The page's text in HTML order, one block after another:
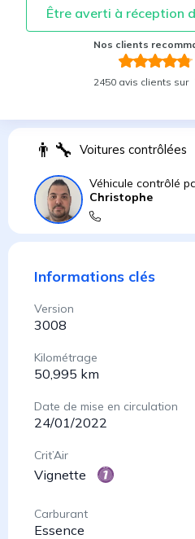
Être averti à réception
Nos clients
2450 avis clients sur
👨 Voitures contrôlées
Véhicule contrôlé
Christophe
Informations clés
Version
3008
Kilométrage
50,995 km
Date de mise en circulation
24/01/2022
Crit’Air
Vignette
Carburant
Essence